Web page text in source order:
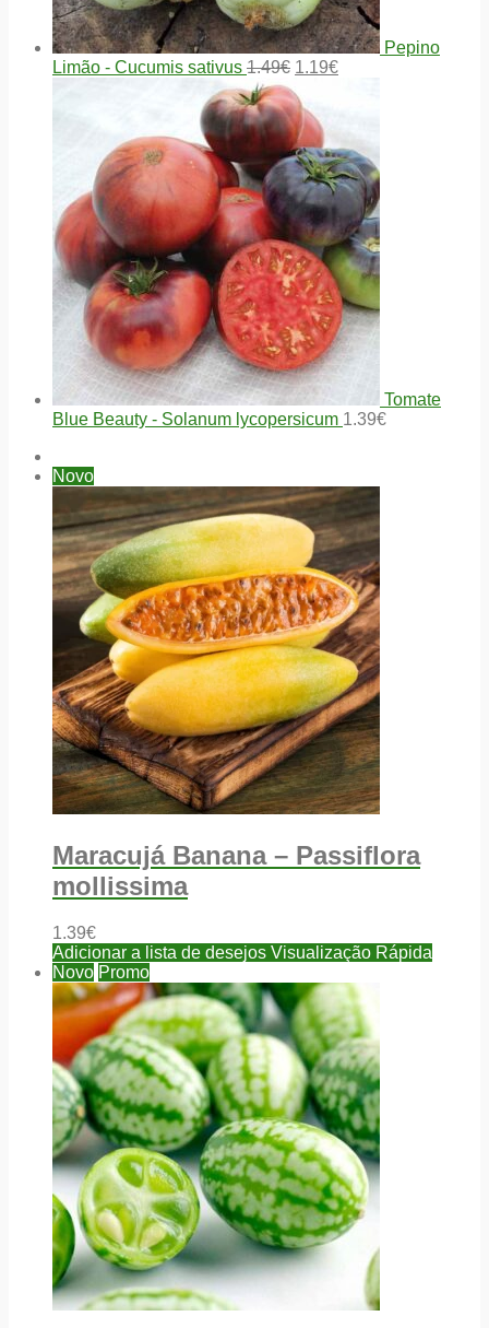
Pepino
Limão - Cucumis sativus 1.49€ 1.19€
Tomate
Blue Beauty - Solanum lycopersicum 1.39€
Novo
Maracujá Banana – Passiflora
mollissima
1.39€
Adicionar a lista de desejos Visualização Rápida
Novo Promo